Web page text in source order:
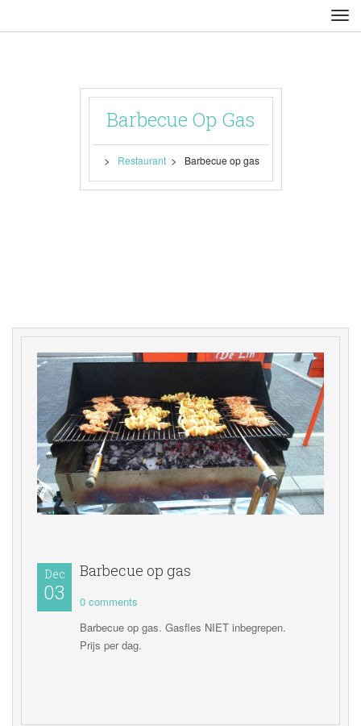
Barbecue Op Ga
> Restaurant > Barbecue op ga
Dec
03
Barbecue op ga
0 comments
Barbecue op gas. Gasfles NIET inbegrepen.
Prijs per dag.